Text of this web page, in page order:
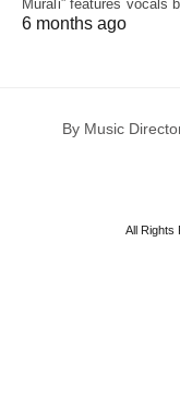
Murali” features vocals
6 months ago
By Music
All Rights